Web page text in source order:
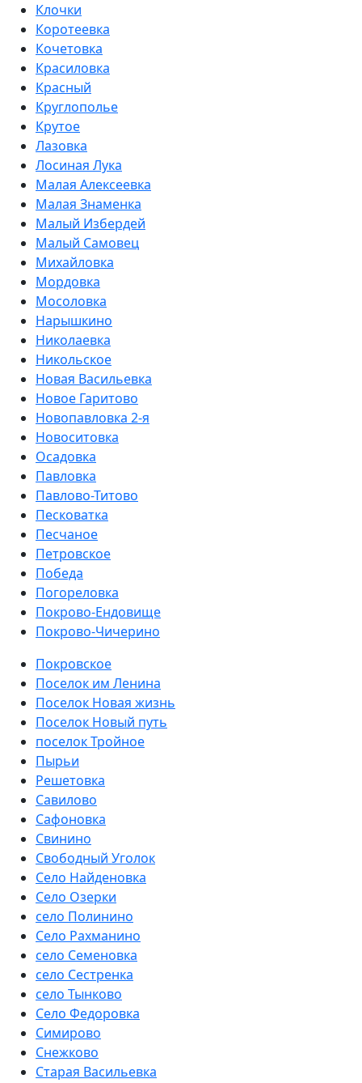
Клочки
Коротеевка
Кочетовка
Красиловка
Красный
Круглополье
Крутое
Лазовка
Лосиная Лука
Малая Алексеевка
Малая Знаменка
Малый Избердей
Малый Самовец
Михайловка
Мордовка
Мосоловка
Нарышкино
Николаевка
Никольское
Новая Васильевка
Новое Гаритово
Новопавловка 2-я
Новоситовка
Осадовка
Павловка
Павлово-Титово
Песковатка
Песчаное
Петровское
Победа
Погореловка
Покрово-Ендовище
Покрово-Чичерино
Покровское
Поселок им Ленина
Поселок Новая жизнь
Поселок Новый путь
поселок Тройное
Пырьи
Решетовка
Савилово
Сафоновка
Свинино
Свободный Уголок
Село Найденовка
Село Озерки
село Полинино
Село Рахманино
село Семеновка
село Сестренка
село Тынково
Село Федоровка
Симирово
Снежково
Старая Васильевка